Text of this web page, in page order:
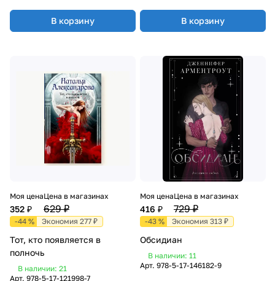
В корзину В корзину
Моя цена
352 ₽
Цена в магазинах
629 ₽
-44 % Экономия 277 ₽
Тот, кто появляется в
полночь
В наличии: 21
Арт. 978-5-17-121998-7
Моя цена
416 ₽
Цена в магазинах
729 ₽
-43 % Экономия 313 ₽
Обсидиан
В наличии: 11
Арт. 978-5-17-146182-9